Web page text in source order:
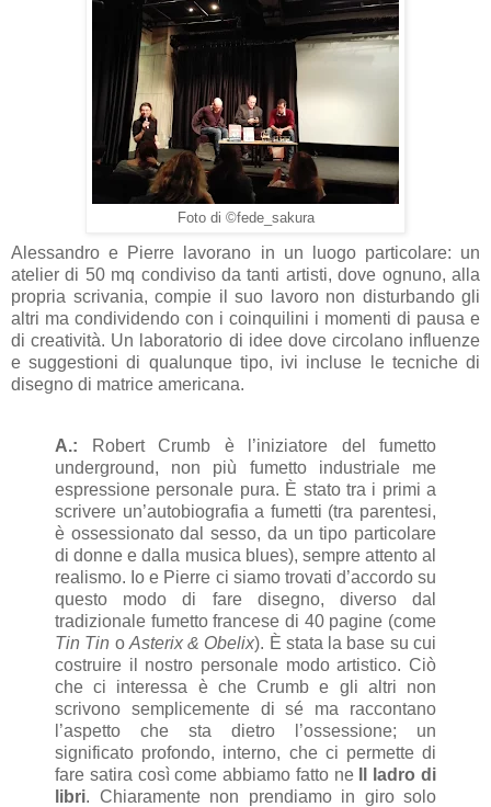
Foto di ©fede_sakura
Alessandro e Pierre lavorano in un luogo particolare: un
atelier di 50 mq condiviso da tanti artisti, dove ognuno, alla
propria scrivania, compie il suo lavoro non disturbando gli
altri ma condividendo con i coinquilini i momenti di pausa e
di creatività. Un laboratorio di idee dove circolano influenze
e suggestioni di qualunque tipo, ivi incluse le tecniche di
disegno di matrice americana.
A.: Robert Crumb è l’iniziatore del fumetto
underground, non più fumetto industriale me
espressione personale pura. È stato tra i primi a
scrivere un’autobiografia a fumetti (tra parentesi,
è ossessionato dal sesso, da un tipo particolare
di donne e dalla musica blues), sempre attento al
realismo. Io e Pierre ci siamo trovati d’accordo su
questo modo di fare disegno, diverso dal
tradizionale fumetto francese di 40 pagine (come
Tin Tin o Asterix & Obelix). È stata la base su cui
costruire il nostro personale modo artistico. Ciò
che ci interessa è che Crumb e gli altri non
scrivono semplicemente di sé ma raccontano
l’aspetto che sta dietro l’ossessione; un
significato profondo, interno, che ci permette di
fare satira così come abbiamo fatto ne
Il ladro di
libri. Chiaramente non prendiamo in giro solo